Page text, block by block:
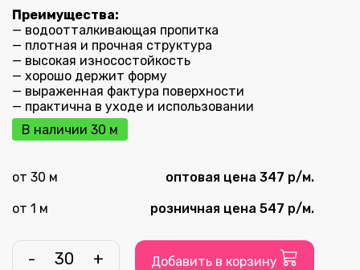
Преимущества:
— водоотталкивающая пропитка
— плотная и прочная структура
— высокая износостойкость
— хорошо держит форму
— выраженная фактура поверхности
— практична в уходе и использовании
В наличии 30 м
от 30 м оптовая цена 347 р/м.
от 1 м розничная цена 547 р/м.
- + Добавить в корзину